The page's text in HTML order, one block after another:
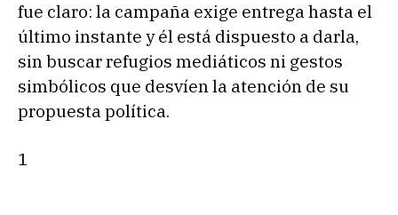
fue claro: la campaña exige entrega hasta el
último instante y él está dispuesto a darla,
sin buscar refugios mediáticos ni gestos
simbólicos que desvíen la atención de su
propuesta política.
1